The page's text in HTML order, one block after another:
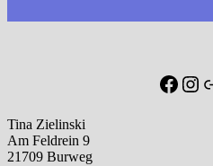
Facebook Instagram Link
Tina Zielinski
Am Feldrein 9
21709 Burweg